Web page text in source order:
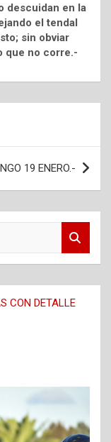
descuidan en la
el tendal
sin obviar
que no corre.-
19 ENERO.-
CON DETALLE